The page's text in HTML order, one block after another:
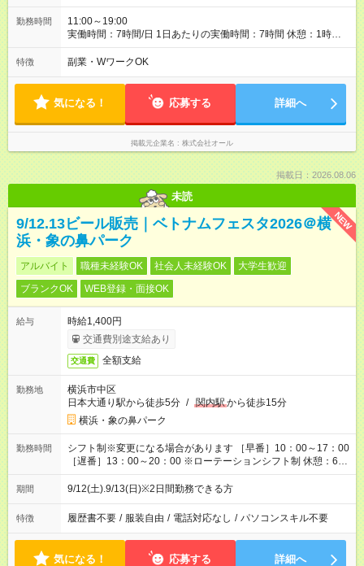
勤務時間
11:00～19:00
実働時間：7時間/日 1日あたりの実働時間：7時間 休憩：1時間
勤務開始予定：6月1日～ ※要相談
特徴 副業・WワークOK
気になる！ 応募する 詳細へ
掲載元企業名 株式会社オール
掲載日：2026.08.06
未読
NEW
9/12.13ビール販売｜ベトナムフェスタ2026＠横
浜・象の鼻パーク
アルバイト 職種未経験OK 社会人未経験OK
大学生歓迎
ブランクOK
WEB登録・面接OK
給与
時給1,400円
交通費別途支給あり
交通費 全額支給
勤務地
横浜市中区
日本大通り駅から徒歩5分 / 関内駅から徒歩15分
横浜・象の鼻パーク
勤務時間
シフト制※変更になる場合があります ［早番］10：00～17：00
［遅番］13：00～20：00 ※ローテーションシフト制 休憩：60
分 / 実働：6時間
期間 9/12(土).9/13(日)※2日間勤務できる方
特徴 履歴書不要 / 服装自由 / 電話対応なし / パソコンスキル不要
気になる！ 応募する 詳細へ